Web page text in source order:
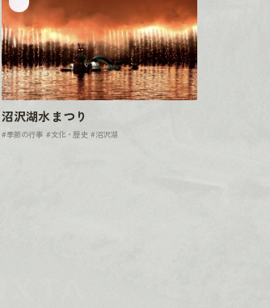
沼沢湖水まつり
#季節の行事 #文化・歴史 #沼沢湖